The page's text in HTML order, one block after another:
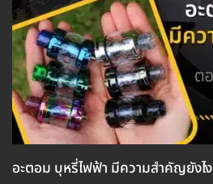
อะตอม บุหรี่ไฟฟ้า มีความสำคัญยังไง